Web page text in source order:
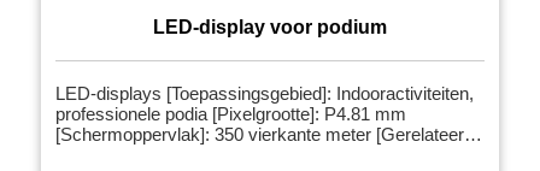
LED-display voor podium
LED-displays [Toepassingsgebied]: Indooractiviteiten,
professionele podia [Pixelgrootte]: P4.81 mm
[Schermoppervlak]: 350 vierkante meter [Gerelateerde